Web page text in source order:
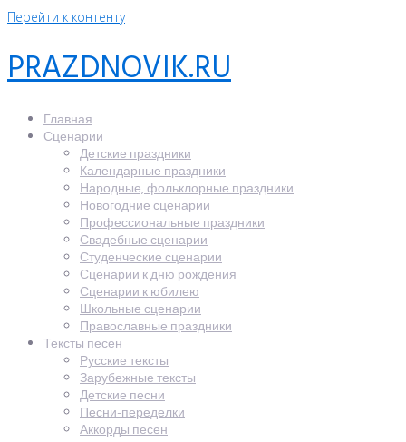
Перейти к контенту
PRAZDNOVIK.RU
Главная
Сценарии
Детские праздники
Календарные праздники
Народные, фольклорные праздники
Новогодние сценарии
Профессиональные праздники
Свадебные сценарии
Студенческие сценарии
Сценарии к дню рождения
Сценарии к юбилею
Школьные сценарии
Православные праздники
Тексты песен
Русские тексты
Зарубежные тексты
Детские песни
Песни-переделки
Аккорды песен